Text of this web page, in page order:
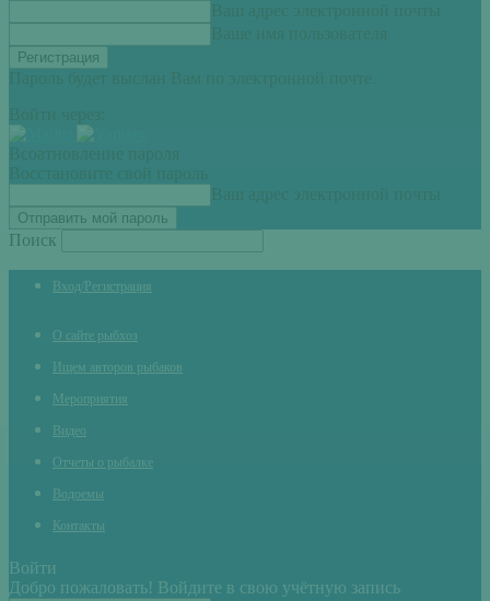
Ваш адрес электронной почты
Ваше имя пользователя
Пароль будет выслан Вам по электронной почте.
Войти через:
Всоатновление пароля
Восстановите свой пароль
Ваш адрес электронной почты
Поиск
Вход/Регистрация
О сайте рыбхоз
Ищем авторов рыбаков
Мероприятия
Видео
Отчеты о рыбалке
Водоемы
Контакты
Войти
Добро пожаловать! Войдите в свою учётную запись